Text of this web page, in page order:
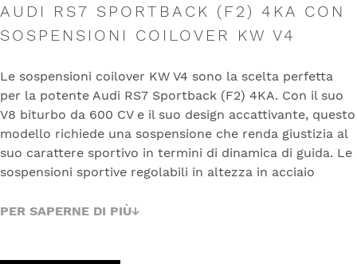
AUDI RS7 SPORTBACK (F2) 4KA CON
SOSPENSIONI COILOVER KW V4
Le sospensioni coilover KW V4 sono la scelta perfetta
per la potente Audi RS7 Sportback (F2) 4KA. Con il suo
V8 biturbo da 600 CV e il suo design accattivante, questo
modello richiede una sospensione che renda giustizia al
suo carattere sportivo in termini di dinamica di guida. Le
sospensioni sportive regolabili in altezza in acciaio
15 a 40 mm sull'asse anteriore e da 10 a 40 mm sull'asse
PER SAPERNE DI PIÙ